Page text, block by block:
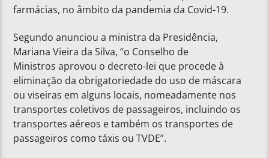
farmácias, no âmbito da pandemia da Covid-19.
Segundo anunciou a ministra da Presidência,
Mariana Vieira da Silva, “o Conselho de
Ministros aprovou o decreto-lei que procede à
eliminação da obrigatoriedade do uso de máscara
ou viseiras em alguns locais, nomeadamente nos
transportes coletivos de passageiros, incluindo os
transportes aéreos e também os transportes de
passageiros como táxis ou TVDE”.